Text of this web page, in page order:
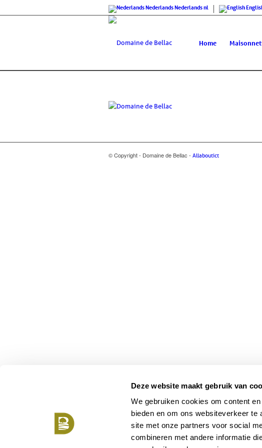
Deze website maakt gebruik van
We gebruiken cookies om content
bieden en om ons websiteverkeer
site met onze partners voor social
combineren met andere informatie
NederlandsNederlandsnl
Home
© Copyright - Domaine de Bellac - Allaboutict